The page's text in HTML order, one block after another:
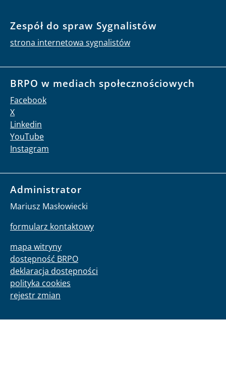
Zespół do spraw Sygnalistów
strona internetowa sygnalistów
BRPO w mediach społecznościowych
Facebook
X
Linkedin
YouTube
Instagram
Administrator
Mariusz Masłowiecki
formularz kontaktowy
mapa witryny
dostępność BRPO
deklaracja dostępności
polityka cookies
rejestr zmian